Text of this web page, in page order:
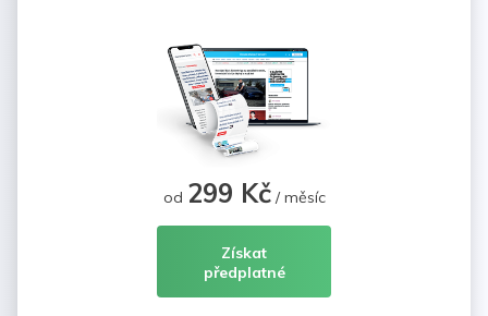
od 299 Kč/ měsíc
Získat
předplatné